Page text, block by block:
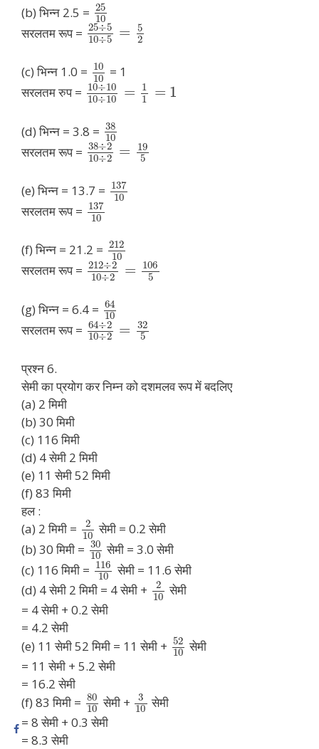
(b) भिन्न 2.5 = 25
10
सरलतम रूप = 25÷5
10÷5 =
5
2
(c) भिन्न 1.0 = 10
10
= 1
सरलतम रुप = 10÷10
10÷10 =
1
1
= 1
(d) भिन्न = 3.8 = 38
10
सरलतम रूप = 38÷2
10÷2 =
19
5
(e) भिन्न = 13.7 = 137
10
सरलतम रूप = 137
10
(f) भिन्न = 21.2 = 212
10
सरलतम रूप = 212÷2
10÷2 =
106
5
(g) भिन्न = 6.4 = 64
10
सरलतम रूप = 64÷2
10÷2 =
32
5
प्रश्न 6.
सेमी का प्रयोग कर निम्न को दशमलव रूप में बदलिए
(a) 2 मिमी
(b) 30 मिमी
(c) 116 मिमी
(d) 4 सेमी 2 मिमी
(e) 11 सेमी 52 मिमी
(f) 83 मिमी
हल :
(a) 2 मिमी =
2
10 सेमी = 0.2 सेमी
(b) 30 मिमी = 30
10 सेमी = 3.0 सेमी
(c) 116 मिमी = 116
10
सेमी = 11.6 सेमी
(d) 4 सेमी 2 मिमी = 4 सेमी +
2
10 सेमी
= 4 सेमी + 0.2 सेमी
= 4.2 सेमी
(e) 11 सेमी 52 मिमी = 11 सेमी + 52
10 सेमी
= 11 सेमी + 5.2 सेमी
= 16.2 सेमी
(f) 83 मिमी = 80
10 सेमी +
3
10 सेमी
= 8 सेमी + 0.3 सेमी
= 8.3 सेमी